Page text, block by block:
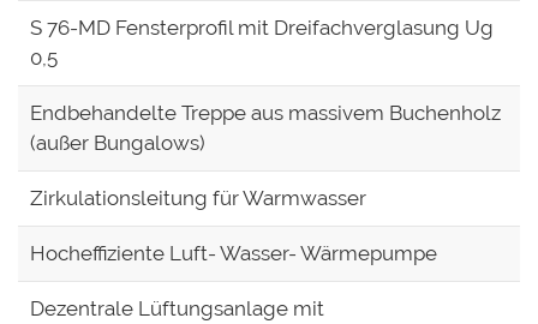
S 76-MD Fensterprofil mit Dreifachverglasung Ug
0,5
Endbehandelte Treppe aus massivem Buchenholz
(außer Bungalows)
Zirkulationsleitung für Warmwasser
Hocheffiziente Luft- Wasser- Wärmepumpe
Dezentrale Lüftungsanlage mit